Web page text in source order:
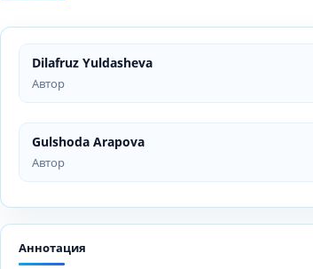
Dilafruz Yuldasheva
Автор
Gulshoda Arapova
Автор
Аннотация